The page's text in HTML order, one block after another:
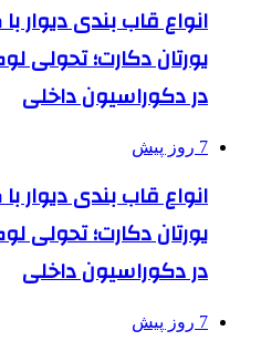
انواع قاب بندی دیوار
یورتان دکارت؛ تحولی
در دکوراسیون داخلی
7 روز پیش
انواع قاب بندی دیوار
یورتان دکارت؛ تحولی
در دکوراسیون داخلی
7 روز پیش